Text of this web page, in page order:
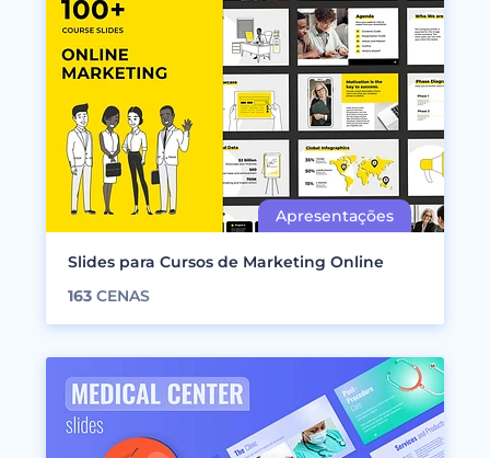
Slides para Cursos de Marketing Online
163 CENAS